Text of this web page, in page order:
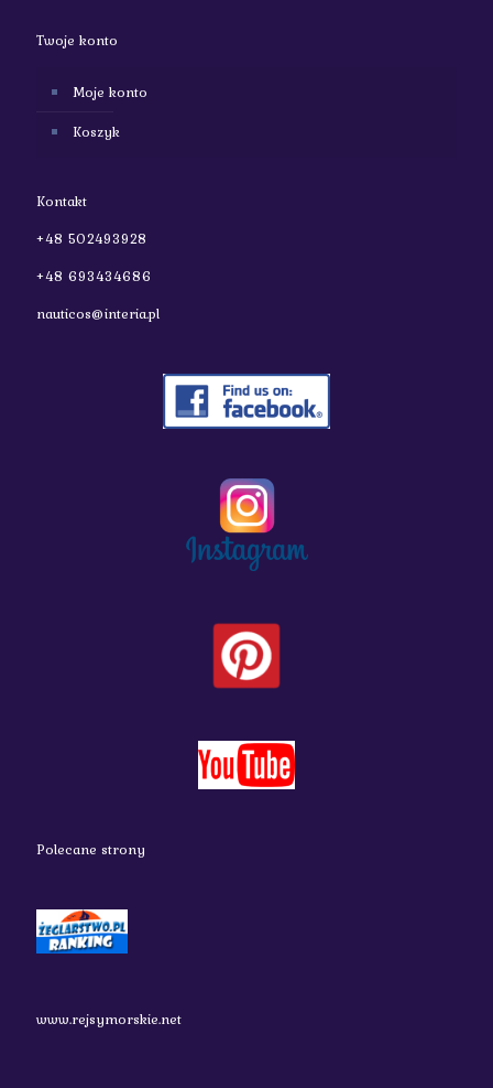
Twoje konto
Moje konto
Koszyk
Kontakt
+48 502493928
+48 693434686
nauticos@interia.pl
Polecane strony
www.rejsymorskie.net